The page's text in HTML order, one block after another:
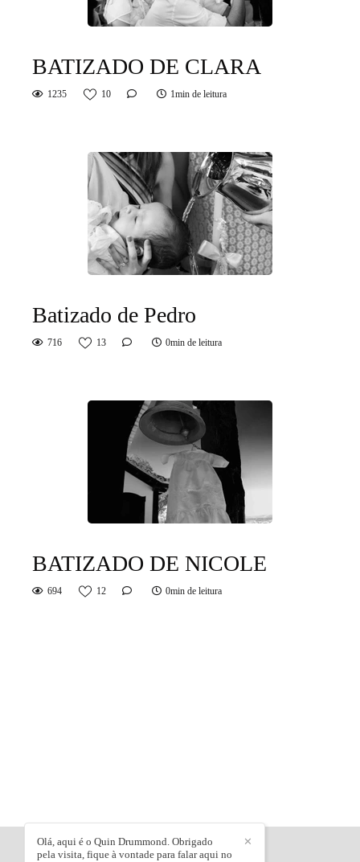
BATIZADO DE CLARA
1235 10 1min de leitura
Batizado de Pedro
716 13 0min de leitura
BATIZADO DE NICOLE
694 12 0min de leitura
✕
Olá, aqui é o Quin Drummond. Obrigado
pela visita, fique à vontade para falar aqui no